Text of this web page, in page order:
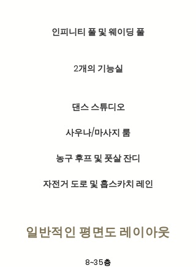
인피니티 풀 및 웨이딩 풀
2개의 기능실
댄스 스튜디오
사우나/마사지 룸
농구 후프 및 풋살 잔디
자전거 도로 및 홉스카치 레인
일반적인 평면도 레이아웃
8~35층